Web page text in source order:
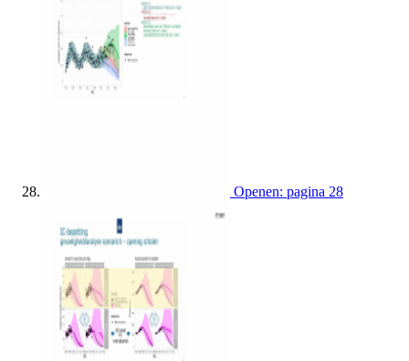
Openen: pagina 28